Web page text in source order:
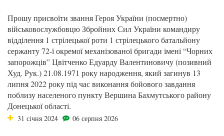
Прошу присвоїти звання Героя України (посмертно)
військовослужбовцю Збройних Сил України командиру
відділення 1 стрілецької роти 1 стрілецького батальйону
сержанту 72-ї окремої механізованої бригади імені “Чорних
запорожців” Цвітченко Едуарду Валентиновичу (позивний
Худ. Рук.) 21.08.1971 року народження, який загинув 13
липня 2022 року під час виконання бойового завдання
поблизу населеного пункту Вершина Бахмутського району
Донецької області.
31 січня 2024 06 серпня 2026